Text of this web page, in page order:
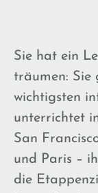
Sie hat ein
träumen: Sie
wichtigsten
unterrichtet
San
und Paris –
die